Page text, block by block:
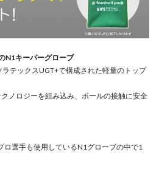
N1キーパーグローブ
テックスUGT+で構成された軽量のトップ
ノロジーを組み込み、ボールの接触に安全
選手も使用しているN1グローブの中で1